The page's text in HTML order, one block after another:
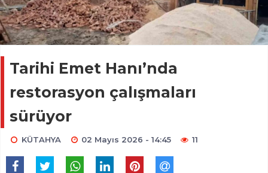
Tarihi Emet Hanı’nda
restorasyon çalışmaları
sürüyor
KÜTAHYA 02 Mayıs 2026 - 14:45 11